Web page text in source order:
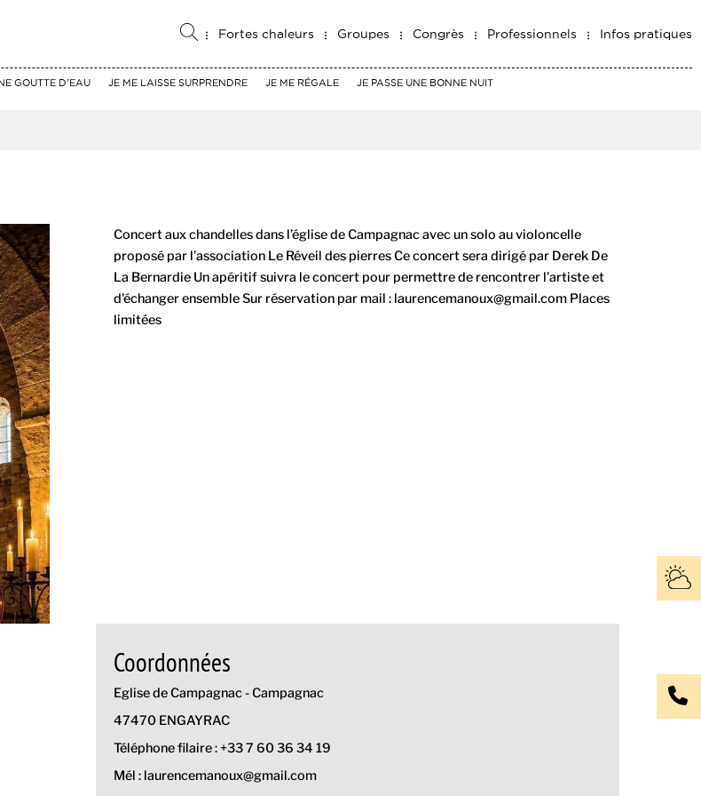
Fortes chaleurs Groupes Congrès Professionnels Infos pratiques
GOUTTE D'EAU JE ME LAISSE SURPRENDRE JE ME RÉGALE JE PASSE UNE BONNE NUIT
Concert aux chandelles dans l’église de Campagnac avec un solo au violoncelle
proposé par l’association Le Réveil des pierres Ce concert sera dirigé par Derek De
La Bernardie Un apéritif suivra le concert pour permettre de rencontrer l’artiste et
d'échanger ensemble Sur réservation par mail : laurencemanoux@gmail.com Places
limitées
Coordonnées
Eglise de Campagnac - Campagnac
47470 ENGAYRAC
Téléphone filaire : +33 7 60 36 34 19
Mél : laurencemanoux@gmail.com